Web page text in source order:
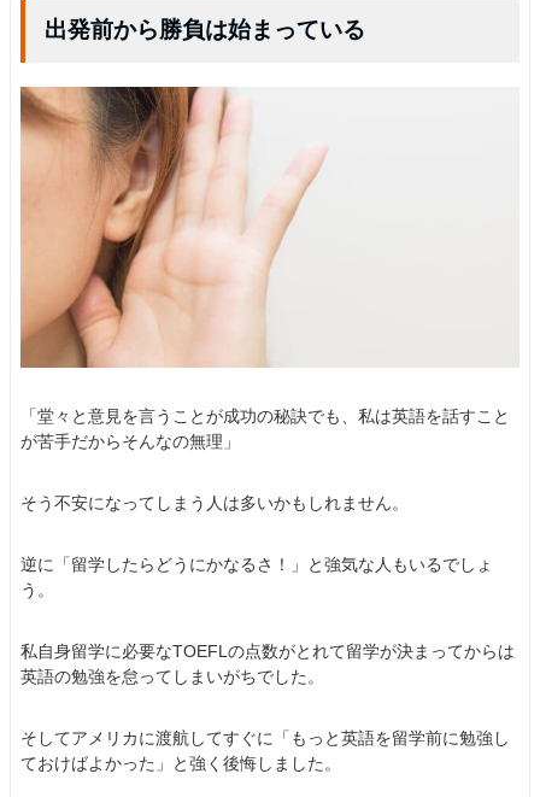
出発前から勝負は始まっている
「堂々と意見を言うことが成功の秘訣でも、私は英語を話すこと
が苦手だからそんなの無理」
そう不安になってしまう人は多いかもしれません。
逆に「留学したらどうにかなるさ！」と強気な人もいるでしょ
う。
私自身留学に必要なTOEFLの点数がとれて留学が決まってからは
英語の勉強を怠ってしまいがちでした。
そしてアメリカに渡航してすぐに「もっと英語を留学前に勉強し
ておけばよかった」と強く後悔しました。